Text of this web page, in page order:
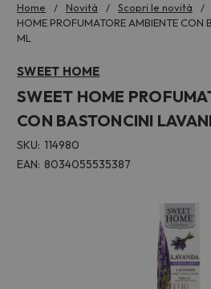
Home Novità Scopri le novità
HOME PROFUMATORE AMBIENTE CON
ML
SWEET HOME
SWEET HOME
CON BASTONCINI
SKU: 114980
EAN: 8034055535387